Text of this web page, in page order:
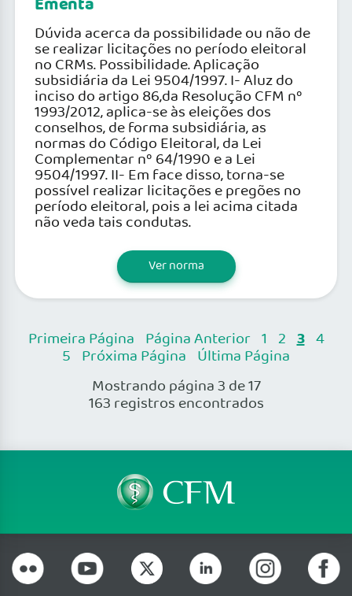
Dúvida acerca da possibilidade ou não de
se realizar licitações no período eleitoral
no CRMs. Possibilidade. Aplicação
subsidiária da Lei 9504/1997. I- Aluz do
inciso do artigo 86,da Resolução CFM nº
1993/2012, aplica-se às eleições dos
conselhos, de forma subsidiária, as
normas do Código Eleitoral, da Lei
Complementar nº 64/1990 e a Lei
9504/1997. II- Em face disso, torna-se
possível realizar licitações e pregões no
período eleitoral, pois a lei acima citada
não veda tais condutas.
Ver norma
Primeira Página Página Anterior 1 2 3 4
5 Próxima Página Última Página
Mostrando página 3 de 17
163 registros encontrados